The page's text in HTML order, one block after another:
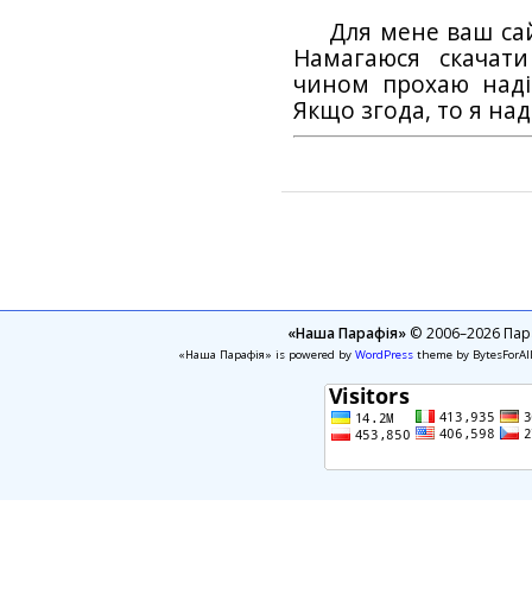
Для мене ваш
Намагаюся
чином прохаю
Якщо згода, то я
«Наша Парафія»© 2006–2026
«Наша Парафія» is powered by WordPresstheme by